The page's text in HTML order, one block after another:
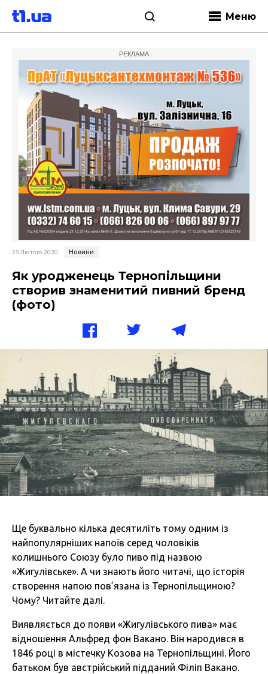
Меню
РЕКЛАМА
25 Лютого 2020 Новини
Як уродженець Тернопільщини
створив знаменитий пивний бренд
(фото)
Ще буквально кілька десятиліть тому одним із
найпопулярніших напоїв серед чоловіків
колишнього Союзу було пиво під назвою
«Жигулівське». А чи знають його читачі, що історія
створення напою пов’язана із Тернопільщиною?
Чому? Читайте далі.
Виявляється до появи «Жигулівського пива» має
відношення Альфред фон Вакано. Він народився в
1846 році в містечку Козова на Тернопільщині. Його
батьком був австрійський підданий Філіп Вакано.